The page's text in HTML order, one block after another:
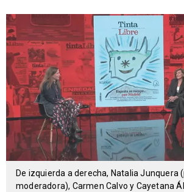
De izquierda a derecha, Natalia Junquera
moderadora), Carmen Calvo y Cayetana